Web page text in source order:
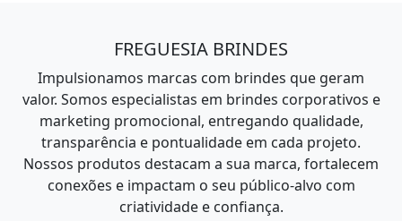
FREGUESIA BRINDES
Impulsionamos marcas com brindes que geram
valor. Somos especialistas em brindes corporativos e
marketing promocional, entregando qualidade,
transparência e pontualidade em cada projeto.
Nossos produtos destacam a sua marca, fortalecem
conexões e impactam o seu público-alvo com
criatividade e confiança.